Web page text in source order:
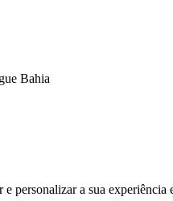
Bahia
personalizar a sua